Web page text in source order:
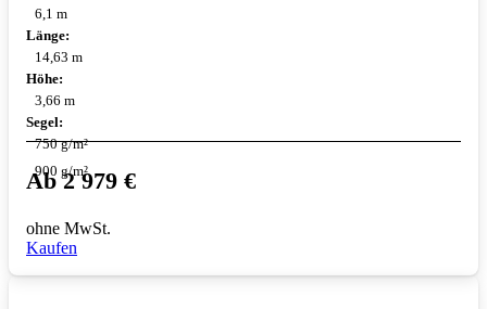
6,1 m
Länge:
14,63 m
Höhe:
3,66 m
Segel:
750 g/m²
900 g/m²
Ab2 979 €
ohne MwSt.
Kaufen